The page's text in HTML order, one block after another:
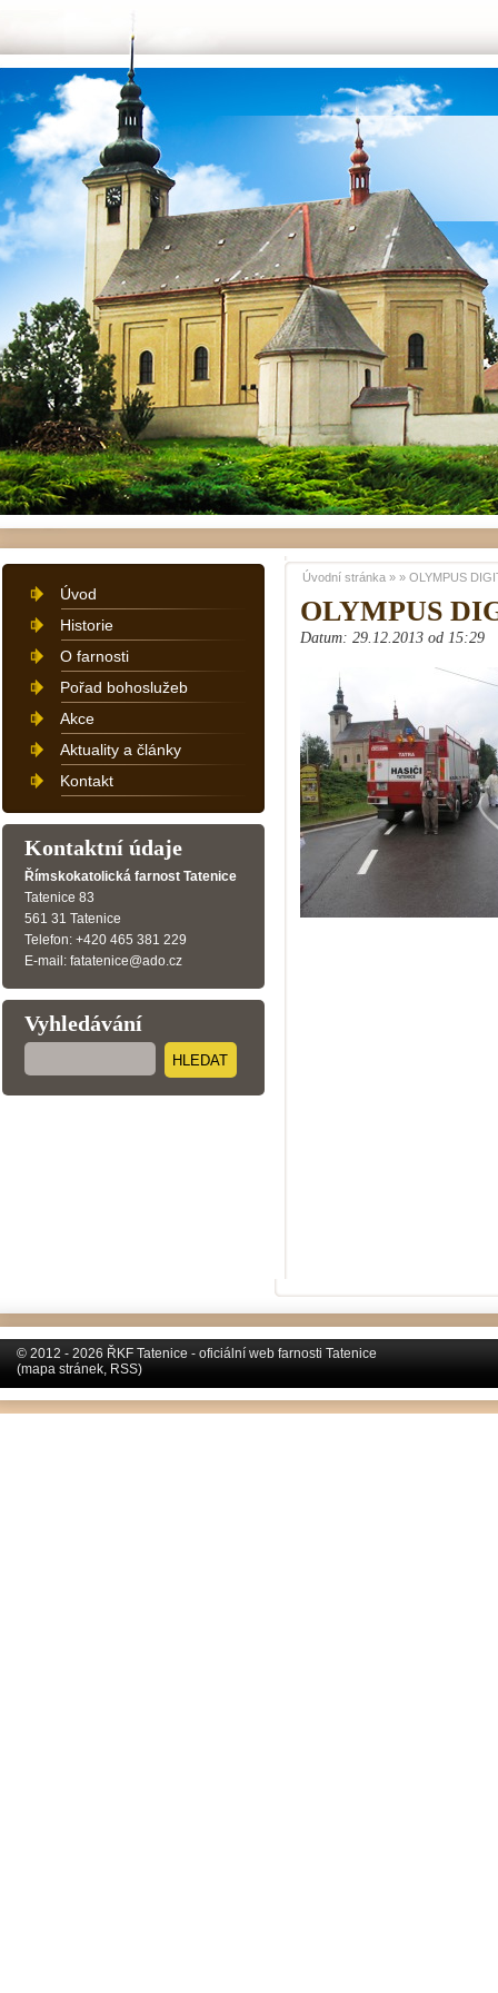
OLYMPUS
Datum: 29.12.2013 od 15:29
Úvodní stránka » » OLYMPUS
Úvod
Historie
O farnosti
Pořad bohoslužeb
Akce
Aktuality a články
Kontakt
Kontaktní údaje
Římskokatolická farnost Tatenice
Tatenice 83
561 31 Tatenice
Telefon: +420 465 381 229
E-mail: fatatenice@ado.cz
Vyhledávání
HLEDAT
© 2012 - 2026 ŘKF Tatenice - oficiální web farnosti Tatenice
(mapa stránek, RSS)